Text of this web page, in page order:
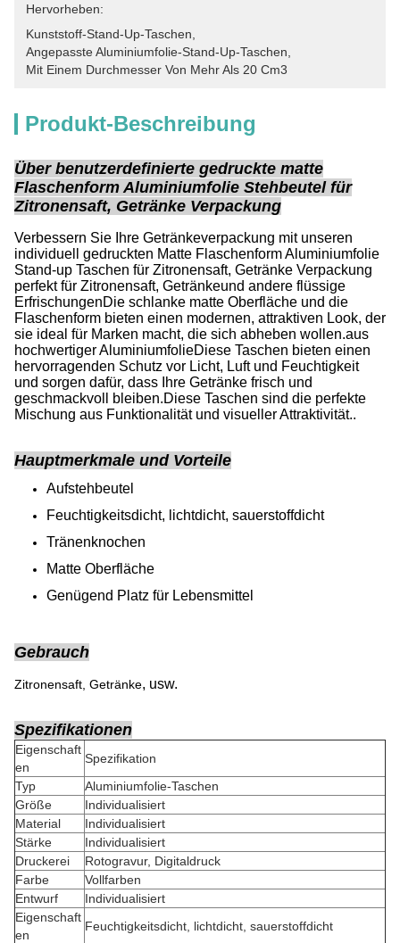
Hervorheben:
Kunststoff-Stand-Up-Taschen
Angepasste Aluminiumfolie-Stand-Up-Taschen
Mit Einem Durchmesser Von Mehr Als 20 Cm3
Produkt-Beschreibung
Über benutzerdefinierte gedruckte matte
Flaschenform Aluminiumfolie Stehbeutel für
Zitronensaft, Getränke Verpackung
Verbessern Sie Ihre Getränkeverpackung mit unseren
individuell gedruckten Matte Flaschenform Aluminiumfolie
Stand-up Taschen für Zitronensaft, Getränke Verpackung
perfekt für Zitronensaft, Getränkeund andere flüssige
ErfrischungenDie schlanke matte Oberfläche und die
Flaschenform bieten einen modernen, attraktiven Look, der
sie ideal für Marken macht, die sich abheben wollen.aus
hochwertiger AluminiumfolieDiese Taschen bieten einen
hervorragenden Schutz vor Licht, Luft und Feuchtigkeit
und sorgen dafür, dass Ihre Getränke frisch und
geschmackvoll bleiben.Diese Taschen sind die perfekte
Mischung aus Funktionalität und visueller Attraktivität..
Hauptmerkmale und Vorteile
Aufstehbeutel
Feuchtigkeitsdicht, lichtdicht, sauerstoffdicht
Tränenknochen
Matte Oberfläche
Genügend Platz für Lebensmittel
Gebrauch
Zitronensaft, Getränke, usw.
Spezifikationen
Eigenschaft
en
Spezifikation
Typ
Aluminiumfolie-Taschen
Größe
Individualisiert
Material
Individualisiert
Stärke
Individualisiert
Druckerei
Rotogravur, Digitaldruck
Farbe
Vollfarben
Entwurf
Individualisiert
Eigenschaft
en
Feuchtigkeitsdicht, lichtdicht, sauerstoffdicht